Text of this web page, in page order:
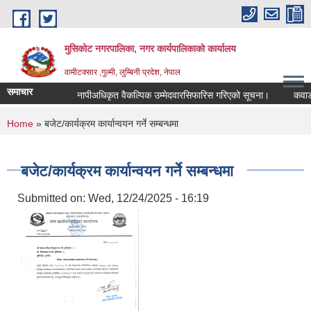
Skip to main content
मुसिकोट नगरपालिका, नगर कार्यपालिकाकाे कार्यालय
वामीटक्सार ,गुल्मी, लुम्बिनी प्रदेश, नेपाल
समाचार नापीअधिकृत वैकल्पिक उम्मेदवारसिफारिस गरिएको सूचना। कवाडी
You are here
Home » बजेट/कार्यक्रम कार्यान्वयन गर्ने सम्बन्धमा
बजेट/कार्यक्रम कार्यान्वयन गर्ने सम्बन्धमा
Submitted on: Wed, 12/24/2025 - 16:19